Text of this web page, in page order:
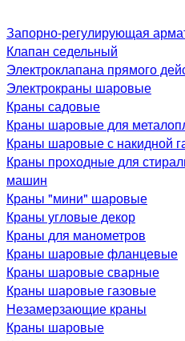
Запорно-регулирующая
Клапан седельный
Электроклапана прямого
Электрокраны шаровые
Краны садовые
Краны шаровые для
Краны шаровые с накидной
Краны проходные для
машин
Краны "мини" шаровые
Краны угловые декор
Краны для манометров
Краны шаровые фланцевые
Краны шаровые сварные
Краны шаровые газовые
Незамерзающие краны
Краны шаровые